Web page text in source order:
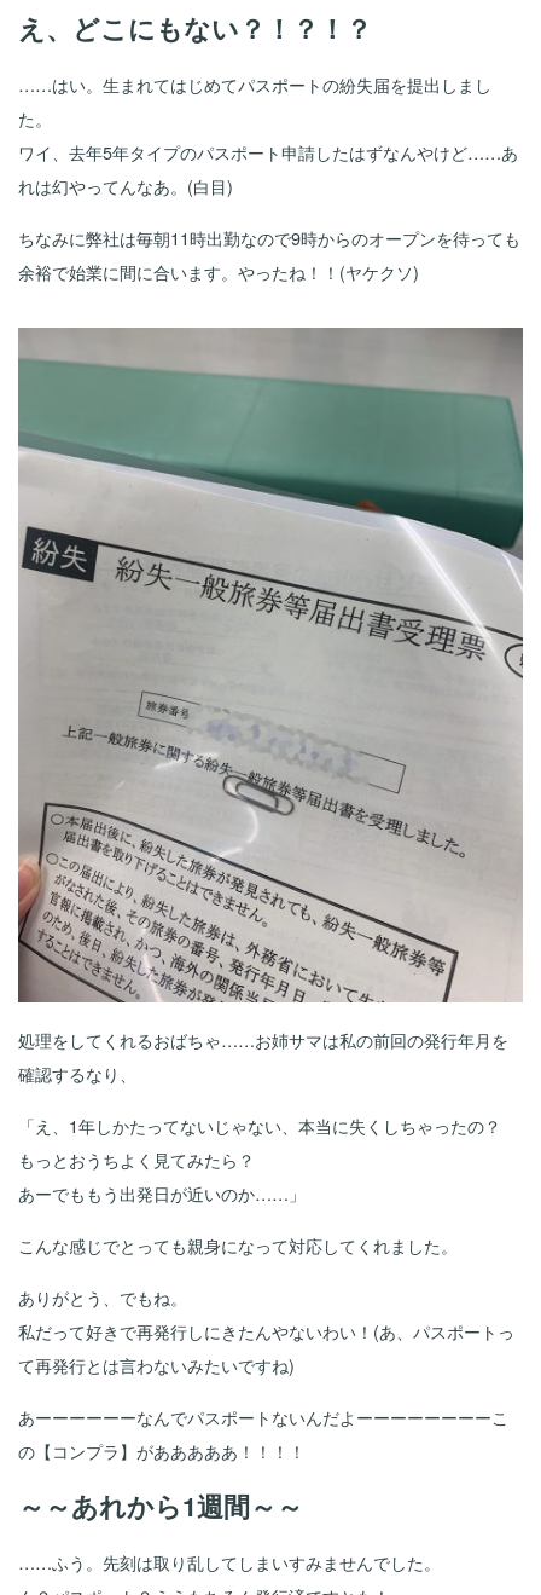
え、どこにもない？！？！？
……はい。生まれてはじめてパスポートの紛失届を提出しまし
た。
ワイ、去年5年タイプのパスポート申請したはずなんやけど……あ
れは幻やってんなあ。(白目)
ちなみに弊社は毎朝11時出勤なので9時からのオープンを待っても
余裕で始業に間に合います。やったね！！(ヤケクソ)
処理をしてくれるおばちゃ……お姉サマは私の前回の発行年月を
確認するなり、
「え、1年しかたってないじゃない、本当に失くしちゃったの？
もっとおうちよく見てみたら？
あーでももう出発日が近いのか……」
こんな感じでとっても親身になって対応してくれました。
ありがとう、でもね。
私だって好きで再発行しにきたんやないわい！(あ、パスポートっ
て再発行とは言わないみたいですね)
あーーーーーーなんでパスポートないんだよーーーーーーーーこ
の【コンプラ】があああああ！！！！
～～あれから1週間～～
……ふう。先刻は取り乱してしまいすみませんでした。